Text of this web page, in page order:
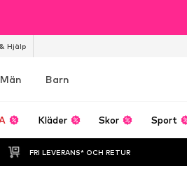
Hjälp
Män Barn
Kläder Skor Sport
FRI LEVERANS* OCH RETUR